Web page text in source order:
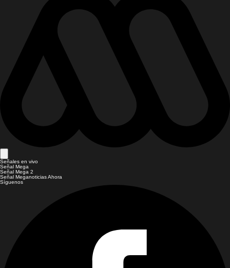
Señales en vivo
Señal Mega
Señal Mega 2
Señal Meganoticias Ahora
Síguenos